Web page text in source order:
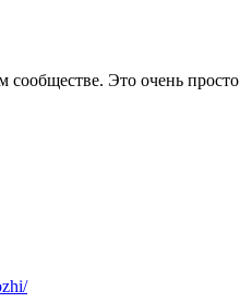
сообществе. Это очень